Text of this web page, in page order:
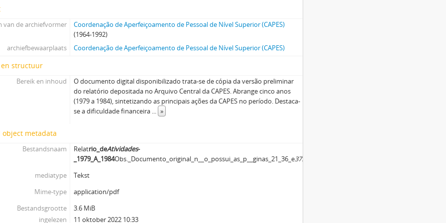
van de archiefvormer
Coordenação de Aperfeiçoamento de Pessoal de Nível Superior (CAPES)
(1964-1992)
archiefbewaarplaats
Coordenação de Aperfeiçoamento de Pessoal de Nível Superior (CAPES)
structuur
Bereik en inhoud
O documento digital disponibilizado trata-se de cópia da versão preliminar
do relatório depositada no Arquivo Central da CAPES. Abrange cinco anos
(1979 a 1984), sintetizando as principais ações da CAPES no período. Destaca-
se a dificuldade financeira ... »
object metadata
Bestandsnaam Relatrio_deAtividades-
_1979_A_1984Obs._Documento_original_n__o_possui_as_p__ginas_21_36_e37.
mediatype
Tekst
Mime-type
application/pdf
Bestandsgrootte
3.6 MiB
ingelezen
11 oktober 2022 10:33